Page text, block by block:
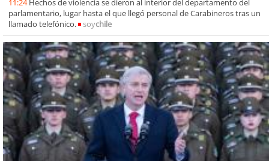
11:24 Hechos de violencia se dieron al interior del departamento del
parlamentario, lugar hasta el que llegó personal de Carabineros tras un
llamado telefónico.
soychile